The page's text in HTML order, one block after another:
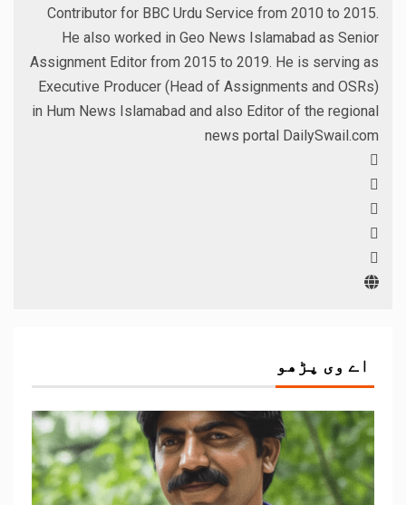
Contributor for BBC Urdu Service from 2010 to 2015.
He also worked in Geo News Islamabad as Senior
Assignment Editor from 2015 to 2019. He is serving as
Executive Producer (Head of Assignments and OSRs)
in Hum News Islamabad and also Editor of the regional
news portal DailySwail.com
اے وی پڑھو